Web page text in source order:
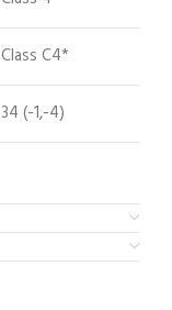
Class C4*
34 (-1,-4)